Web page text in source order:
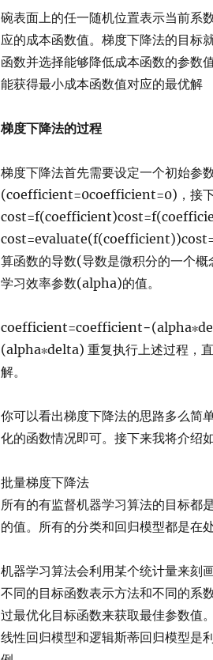
碗表面上的任一随机位置表示当前系
应的成本函数值。梯度下降法的目标
函数并选择能够降低成本函数的参数
能获得最小成本函数值对应的最优解
梯度下降法的过程
梯度下降法首先需要设定一个初始参
(coefficient=0coefficient=0)，接下
算函数的导数(导数是微积分的一个
学习效率参数(alpha)的值。
(alpha∗delta) 重复执行上述过程，
解。
你可以看出梯度下降法的思路多么简
化的函数情况即可。接下来我将介绍
批量梯度下降法
所有的有监督机器学习算法的目标都
的值。所有的分类和回归模型都是在
机器学习算法会利用某个统计量来刻
不同的目标函数表示方法和不同的
过最优化目标函数来获取最佳参数值。
线性回归模型和逻辑斯蒂回归模型是